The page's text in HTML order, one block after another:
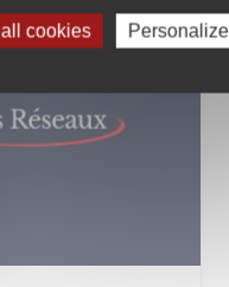
cookies Personalize